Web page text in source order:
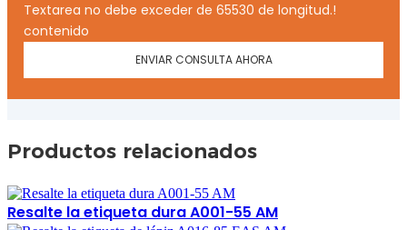
Textarea no debe exceder de 65530 de longitud.!
contenido
ENVIAR CONSULTA AHORA
Productos relacionados
Resalte la etiqueta dura A001-55 AM